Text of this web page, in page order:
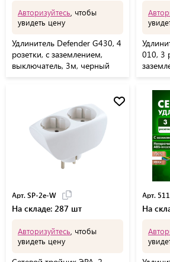
Авторизуйтесь , чтобы
увидеть цену
Удлинитель Defender G430, 4
розетки, с заземлением,
выключатель, 3м, черный
010, 3
Арт. SP-2e-W
На складе: 287 шт
Авторизуйтесь , чтобы
увидеть цену
Арт.
На